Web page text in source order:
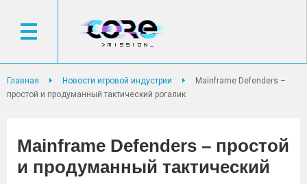
Главная Новости игровой индустрии
Mainframe Defenders –
простой и продуманный тактический рогалик
Mainframe Defenders – простой
и продуманный тактический